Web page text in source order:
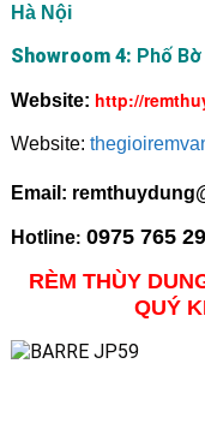
Hà Nội
Showroom 4: Phố
Website: http://
Website:
Email:
Hotline: 0975 765
RÈM THÙY
QUÝ